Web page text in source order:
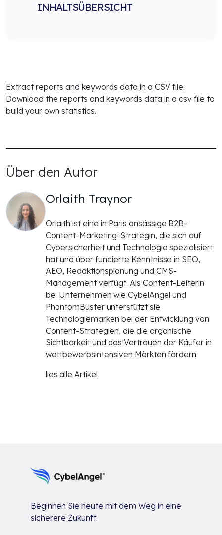
INHALTSÜBERSICHT
Extract reports and keywords data in a CSV file.
Download the reports and keywords data in a csv file to
build your own statistics.
Über den Autor
Orlaith Traynor
Orlaith ist eine in Paris ansässige B2B-
Content-Marketing-Strategin, die sich auf
Cybersicherheit und Technologie spezialisiert
hat und über fundierte Kenntnisse in SEO,
AEO, Redaktionsplanung und CMS-
Management verfügt. Als Content-Leiterin
bei Unternehmen wie CybelAngel und
PhantomBuster unterstützt sie
Technologiemarken bei der Entwicklung von
Content-Strategien, die die organische
Sichtbarkeit und das Vertrauen der Käufer in
wettbewerbsintensiven Märkten fördern.
lies alle Artikel
Beginnen Sie heute mit dem Weg in eine
sicherere Zukunft.